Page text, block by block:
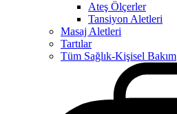
Ateş Ölçerler
Tansiyon Aletleri
Masaj Aletleri
Tartılar
Tüm Sağlık-Kişisel Bakım